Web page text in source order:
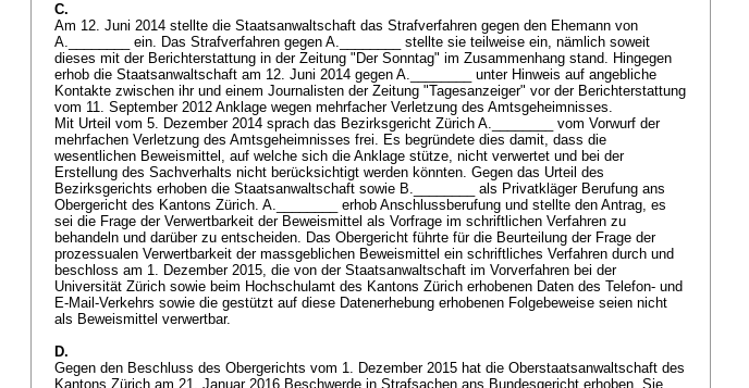
C.
Am 12. Juni 2014 stellte die Staatsanwaltschaft das Strafverfahren gegen den Ehemann von
A.________ ein. Das Strafverfahren gegen A.________ stellte sie teilweise ein, nämlich soweit
dieses mit der Berichterstattung in der Zeitung "Der Sonntag" im Zusammenhang stand. Hingegen
erhob die Staatsanwaltschaft am 12. Juni 2014 gegen A.________ unter Hinweis auf angebliche
Kontakte zwischen ihr und einem Journalisten der Zeitung "Tagesanzeiger" vor der Berichterstattung
vom 11. September 2012 Anklage wegen mehrfacher Verletzung des Amtsgeheimnisses.
Mit Urteil vom 5. Dezember 2014 sprach das Bezirksgericht Zürich A.________ vom Vorwurf der
mehrfachen Verletzung des Amtsgeheimnisses frei. Es begründete dies damit, dass die
wesentlichen Beweismittel, auf welche sich die Anklage stütze, nicht verwertet und bei der
Erstellung des Sachverhalts nicht berücksichtigt werden könnten. Gegen das Urteil des
Bezirksgerichts erhoben die Staatsanwaltschaft sowie B.________ als Privatkläger Berufung ans
Obergericht des Kantons Zürich. A.________ erhob Anschlussberufung und stellte den Antrag, es
sei die Frage der Verwertbarkeit der Beweismittel als Vorfrage im schriftlichen Verfahren zu
behandeln und darüber zu entscheiden. Das Obergericht führte für die Beurteilung der Frage der
prozessualen Verwertbarkeit der massgeblichen Beweismittel ein schriftliches Verfahren durch und
beschloss am 1. Dezember 2015, die von der Staatsanwaltschaft im Vorverfahren bei der
Universität Zürich sowie beim Hochschulamt des Kantons Zürich erhobenen Daten des Telefon- und
E-Mail-Verkehrs sowie die gestützt auf diese Datenerhebung erhobenen Folgebeweise seien nicht
als Beweismittel verwertbar.
D.
Gegen den Beschluss des Obergerichts vom 1. Dezember 2015 hat die Oberstaatsanwaltschaft des
Kantons Zürich am 21. Januar 2016 Beschwerde in Strafsachen ans Bundesgericht erhoben. Sie